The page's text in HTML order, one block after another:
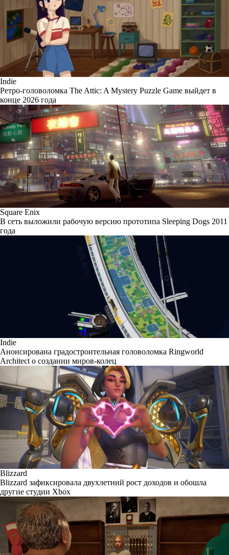
Indie
Ретро-головоломка The Attic: A Mystery Puzzle Game выйдет в
конце 2026 года
Square Enix
В сеть выложили рабочую версию прототипа Sleeping Dogs 2011
года
Indie
Анонсирована градостроительная головоломка Ringworld
Architect о создании миров-колец
Blizzard
Blizzard зафиксировала двухлетний рост доходов и обошла
другие студии Xbox